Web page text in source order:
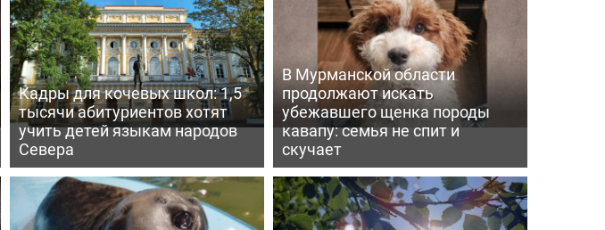
Кадры для кочевых школ: 1,5
тысячи абитуриентов хотят
учить детей языкам народов
Севера
В Мурманской области
продолжают искать
убежавшего щенка породы
кавапу: семья не спит и
скучает